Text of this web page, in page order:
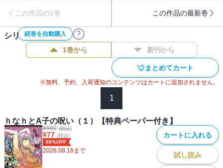
この作品の1巻 この作品の最新巻
続巻を自動購入
シリーズ作品(2件)
1巻から 新刊から
まとめてカート
※無料、予約、入荷通知のコンテンツはカートに追加されません。
1
ｈなｈとA子の呪い（１）【特典ペーパー付き】
¥660 (税込)
¥77 (税込)
88%OFF
2026.08.16 まで
カートに入れる
試し読み